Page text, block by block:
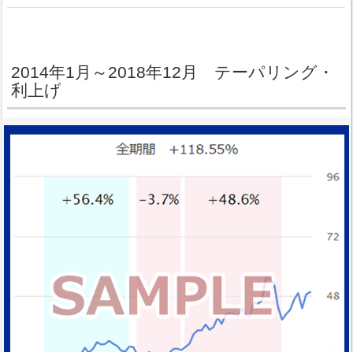
2014年1月～2018年12月 テーパリング・
利上げ